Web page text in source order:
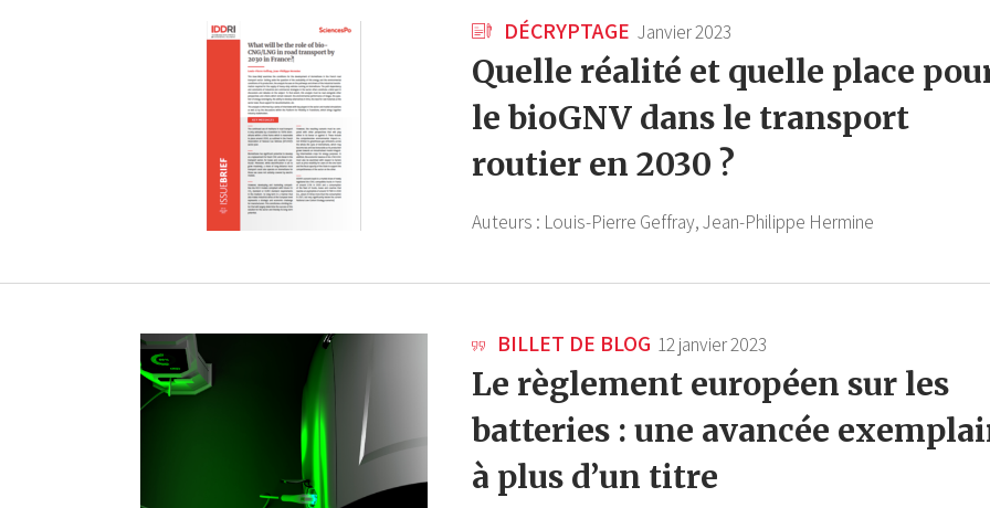
DÉCRYPTAGE Janvier 2023
Quelle réalité et quelle place
le bioGNV dans le transport
routier en 2030 ?
Auteurs : Louis-Pierre Geffray,Jean-Philippe Hermine
BILLET DE BLOG 12 janvier 2023
Le règlement européen sur les
batteries : une avancée
à plus d’un titre